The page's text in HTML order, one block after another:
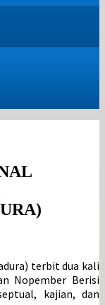
terbit dua kali
Nopember Berisi
kajian, dan